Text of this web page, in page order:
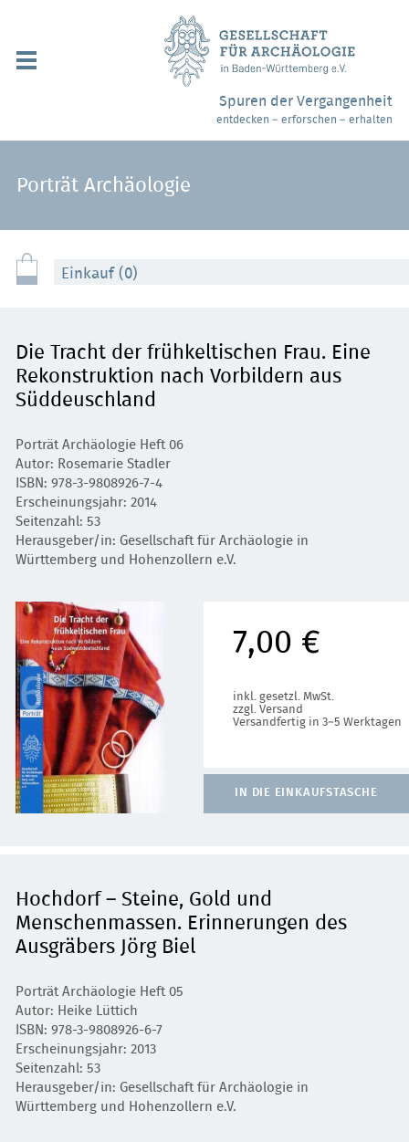
Über uns / Mitgliedschaft
Partner / Links
Webshop
Spuren der Vergangenheit
entdecken – erforschen – erhalten
Porträt Archäologie
Einkauf (0)
Die Tracht der frühkeltischen Frau. Eine
Rekonstruktion nach Vorbildern aus
Süddeuschland
Porträt Archäologie Heft 06
Autor: Rosemarie Stadler
ISBN: 978-3-9808926-7-4
Erscheinungsjahr: 2014
Seitenzahl: 53
Herausgeber/in: Gesellschaft für Archäologie in
Württemberg und Hohenzollern e.V.
7,00 €
inkl. gesetzl. MwSt.
zzgl. Versand
Versandfertig in 3–5 Werktagen
IN DIE EINKAUFSTASCHE
Hochdorf – Steine, Gold und
Menschenmassen. Erinnerungen des
Ausgräbers Jörg Biel
Porträt Archäologie Heft 05
Autor: Heike Lüttich
ISBN: 978-3-9808926-6-7
Erscheinungsjahr: 2013
Seitenzahl: 53
Herausgeber/in: Gesellschaft für Archäologie in
Württemberg und Hohenzollern e.V.